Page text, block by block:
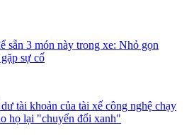
sẵn 3 món này trong xe: Nhỏ gọn
sự cố
tài khoản của tài xế công nghệ chạy
họ lại "chuyển đổi xanh"